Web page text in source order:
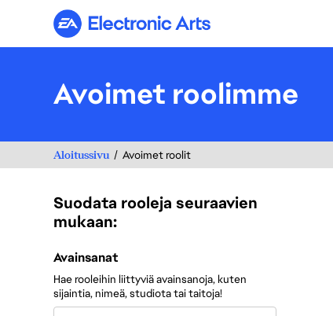
Electronic Arts
Avoimet roolimme
Aloitussivu Avoimet roolit
Suodata rooleja seuraavien
mukaan:
Suodata rooleja seuraavien mukaan:
Avainsanat
Hae rooleihin liittyviä avainsanoja, kuten
sijaintia, nimeä, studiota tai taitoja!